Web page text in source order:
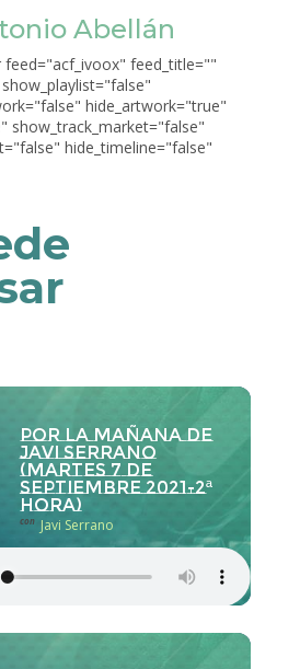
Abellán
feed="acf_ivoox" feed_title=""
hide_artwork="true"
show_track_market="false"
hide_timeline="false"
Por la Mañana de
Javi Serrano
(martes 7 de
septiembre 2021-2ª
hora)
con Javi Serrano